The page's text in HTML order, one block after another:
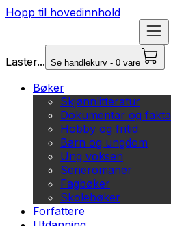
Hopp til hovedinnhold
Laster... Se handlekurv - 0 vare
Bøker
Skjønnlitteratur
Dokumentar og fakta
Hobby og fritid
Barn og ungdom
Ung voksen
Serieromaner
Fagbøker
Skolebøker
Forfattere